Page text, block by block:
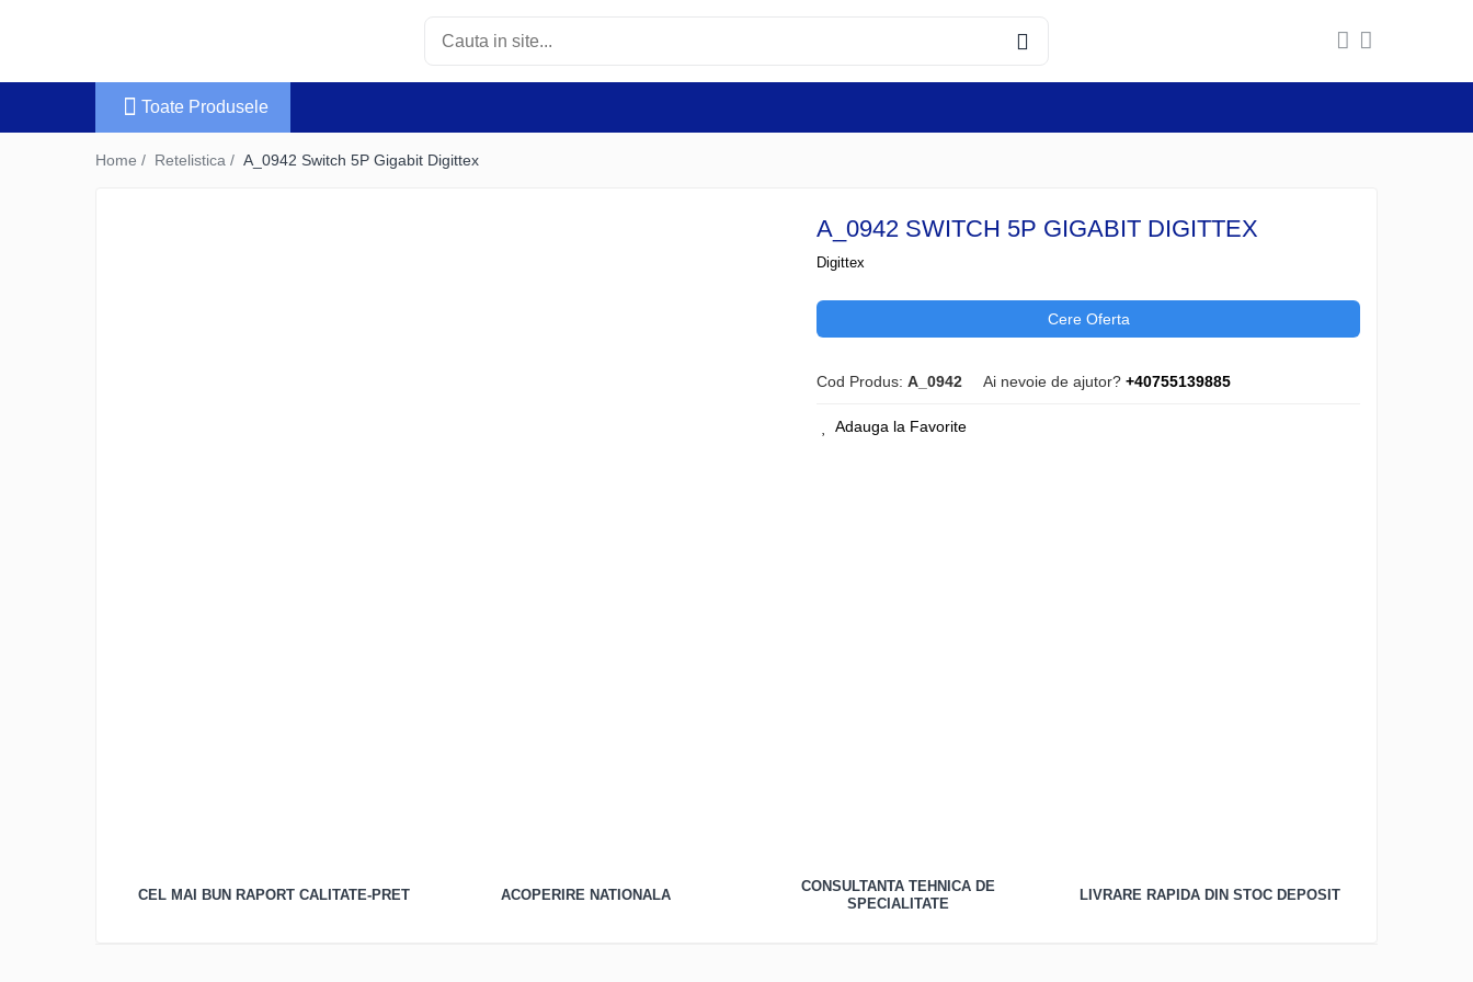
Toate Produsele
Home / Retelistica / A_0942 Switch 5P Gigabit Digittex
A_0942 SWITCH 5P GIGABIT DIGITTEX
Digittex
Cere Oferta
Cod Produs: A_0942 Ai nevoie de ajutor? +40755139885
Adauga la Favorite
CEL MAI BUN RAPORT
ACOPERIRE NATIONALA
CONSULTANTA TEHNICA DE
SPECIALITATE
LIVRARE RAPIDA DIN STOC